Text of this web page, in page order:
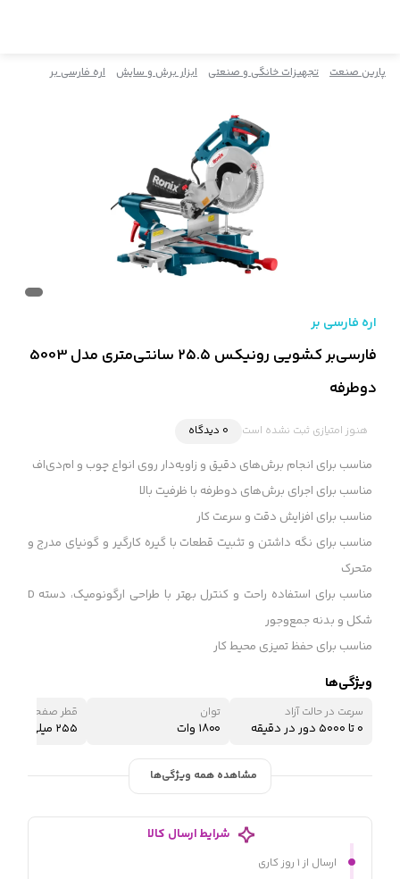
پارین صنعت تجهیزات خانگی و صنعتی ابزار برش و سایش اره فارسی بر
اره فارسی بر
فارسی‌بر کشویی رونیکس ۲۵.۵ سانتی‌متری مدل 5003
دوطرفه
هنوز امتیازی ثبت نشده است 0 دیدگاه
مناسب برای انجام برش‌های دقیق و زاویه‌دار روی انواع چوب و ام‌دی‌اف
مناسب برای اجرای برش‌های دوطرفه با ظرفیت بالا
مناسب برای افزایش دقت و سرعت کار
مناسب برای نگه داشتن و تثبیت قطعات با گیره کارگیر و گونیای مدرج و
متحرک
مناسب برای استفاده راحت و کنترل بهتر با طراحی ارگونومیک، دسته D
شکل و بدنه جمع‌وجور
مناسب برای حفظ تمیزی محیط کار
ویژگی‌ها
سرعت در حالت آزاد
۰ تا ۵۰۰۰ دور در دقیقه
توان
۱۸۰۰ وات
قطر صفحه برش
۲۵۵ میلی‌متر
مشاهده همه ویژگی‌ها
شرایط ارسال کالا
ارسال از ۱ روز کاری